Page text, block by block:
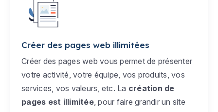
Créer des pages web illimitées
Créer des pages web vous permet de présenter
votre activité, votre équipe, vos produits, vos
services, vos valeurs, etc. La création de
pages est illimitée, pour faire grandir un site